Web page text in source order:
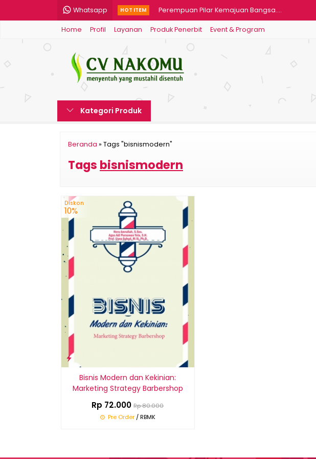
Whatsapp HOT ITEM Perempuan Pilar Kemajuan Bangsa....
Aksara Rasa....
Joyou De' Espoir Delumire're....
Konsep Pemikiran Tokoh Teori Kritis....
Bidan sebagai Fasilitator Bounding Attachment....
Home Profil Layanan Produk Penerbit Event & Program
Kategori Produk
Beranda » Tags "bisnismodern"
Tags bisnismodern
Diskon
10%
Bisnis Modern dan Kekinian:
Marketing Strategy Barbershop
Rp 72.000 Rp 80.000
Pre Order/ RBMK